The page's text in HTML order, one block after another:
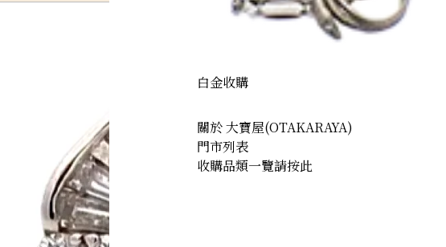
白金收購
關於 大寶屋(OTAKARAYA)
門市列表
收購品類一覽請按此